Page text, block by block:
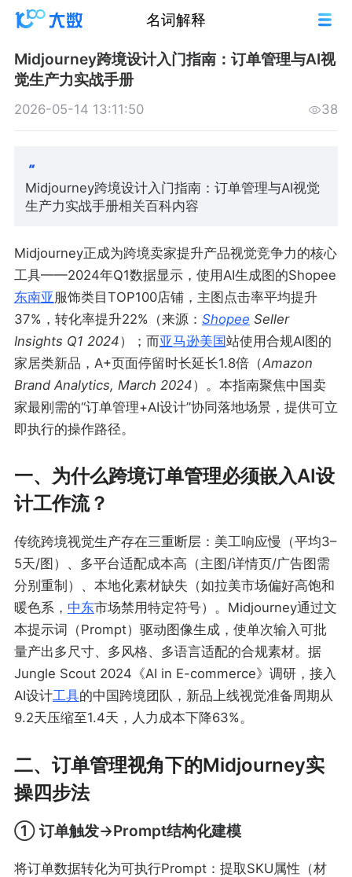
名词解释
Midjourney跨境设计入门指南：订单管理与AI视
觉生产力实战手册
2026-05-14 13:11:50 38
Midjourney跨境设计入门指南：订单管理与AI视觉
生产力实战手册相关百科内容
Midjourney正成为跨境卖家提升产品视觉竞争力的核心
工具——2024年Q1数据显示，使用AI生成图的Shopee
东南亚 服饰类目TOP100店铺，主图点击率平均提升
37%，转化率提升22%（来源： Shopee Seller
Insights Q1 2024）；而亚马逊美国站使用合规AI图的
家居类新品，A+页面停留时长延长1.8倍（Amazon
Brand Analytics, March 2024）。本指南聚焦中国卖
家最刚需的“订单管理+AI设计”协同落地场景，提供可立
即执行的操作路径。
一、为什么跨境订单管理必须嵌入AI设
计工作流？
传统跨境视觉生产存在三重断层：美工响应慢（平均3–
5天/图）、多平台适配成本高（主图/详情页/广告图需
分别重制）、本地化素材缺失（如拉美市场偏好高饱和
暖色系， 中东市场禁用特定符号）。Midjourney通过文
本提示词（Prompt）驱动图像生成，使单次输入可批
量产出多尺寸、多风格、多语言适配的合规素材。据
Jungle Scout 2024《AI in E-commerce》调研，接入
AI设计工具的中国跨境团队，新品上线视觉准备周期从
9.2天压缩至1.4天，人力成本下降63%。
二、订单管理视角下的Midjourney实
操四步法
① 订单触发→Prompt结构化建模
将订单数据转化为可执行Prompt：提取SKU属性（材